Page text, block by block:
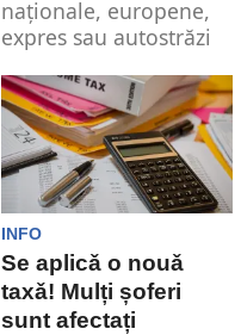
naționale, europene,
expres sau autostrăzi
rovinieta. Potrivit...
INFO
Se aplicǎ o nouǎ
taxǎ! Mulți șoferi
sunt afectați